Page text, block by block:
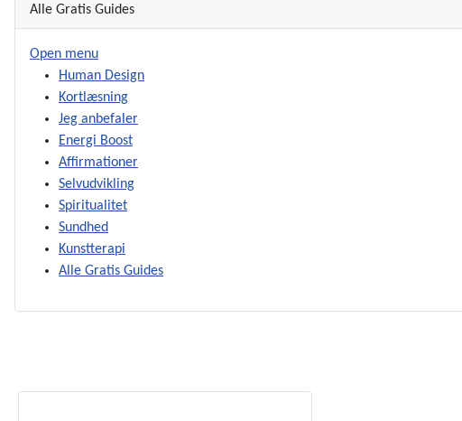
Alle Gratis Guides
Open menu
Human Design
Kortlæsning
Jeg anbefaler
Energi Boost
Affirmationer
Selvudvikling
Spiritualitet
Sundhed
Kunstterapi
Alle Gratis Guides